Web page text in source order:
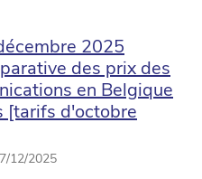
2025
des prix des
en Belgique
[tarifs d'octobre
12/2025